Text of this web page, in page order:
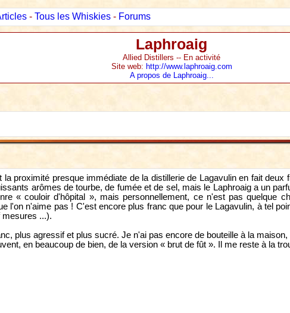
- Tous les Whiskies- Forums
Laphroaig
Allied Distillers -- En activité
Site web: http://www.laphroaig.com
A propos de Laphroaig...
la proximité presque immédiate de la distillerie de Lagavulin en fait
arômes de tourbe, de fumée et de sel, mais le Laphroaig a un
« couloir d'hôpital », mais personnellement, ce n'est pas quelque
l'on n'aime pas ! C'est encore plus franc que pour le Lagavulin, à tel
mesures ...).
plus agressif et plus sucré. Je n'ai pas encore de bouteille à la
en beaucoup de bien, de la version « brut de fût ». Il me reste à la